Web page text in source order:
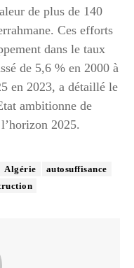
de plus de 140
Ces efforts
dans le taux
de 5,6 % en 2000 à
en 2023, a détaillé le
ambitionne de
2025.
Algérie
autosuffisance